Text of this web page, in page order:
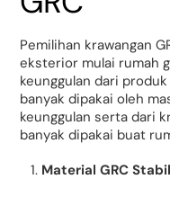
Pemilihan krawangan
eksterior mulai rumah
keunggulan dari
banyak dipakai oleh
keunggulan serta dari
banyak dipakai buat
Material GRC Stabil